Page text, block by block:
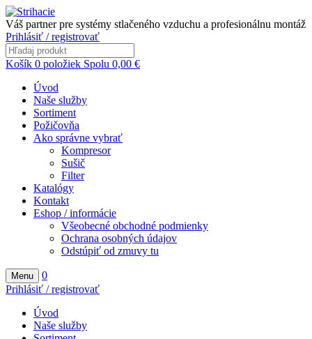
Váš partner pre systémy stlačeného vzduchu a profesionálnu montáž
Prihlásiť / registrovať
Košík 0 položiek Spolu 0,00 €
Úvod
Naše služby
Sortiment
Požičovňa
Ako správne vybrať
Kompresor
Sušič
Filter
Katalógy
Kontakt
Eshop / informácie
Všeobecné obchodné podmienky
Ochrana osobných údajov
Odstúpiť od zmuvy tu
Menu
0
Prihlásiť / registrovať
Úvod
Naše služby